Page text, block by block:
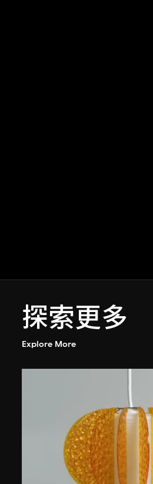
探索更多
Explore More